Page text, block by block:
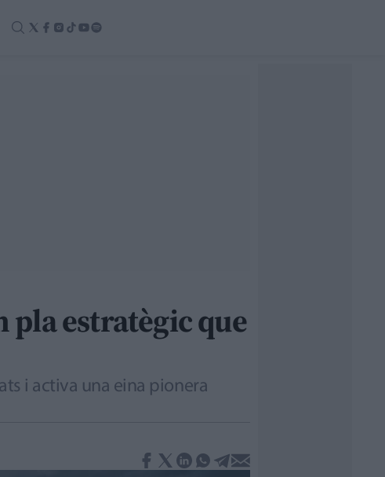
estratègic que
i activa una eina pionera